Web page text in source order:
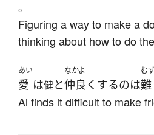
。
Figuring a way to make a
thinking about how to do
あい
愛 は健と
なかよ
仲良く するのは
む
難
Ai finds it difficult to make